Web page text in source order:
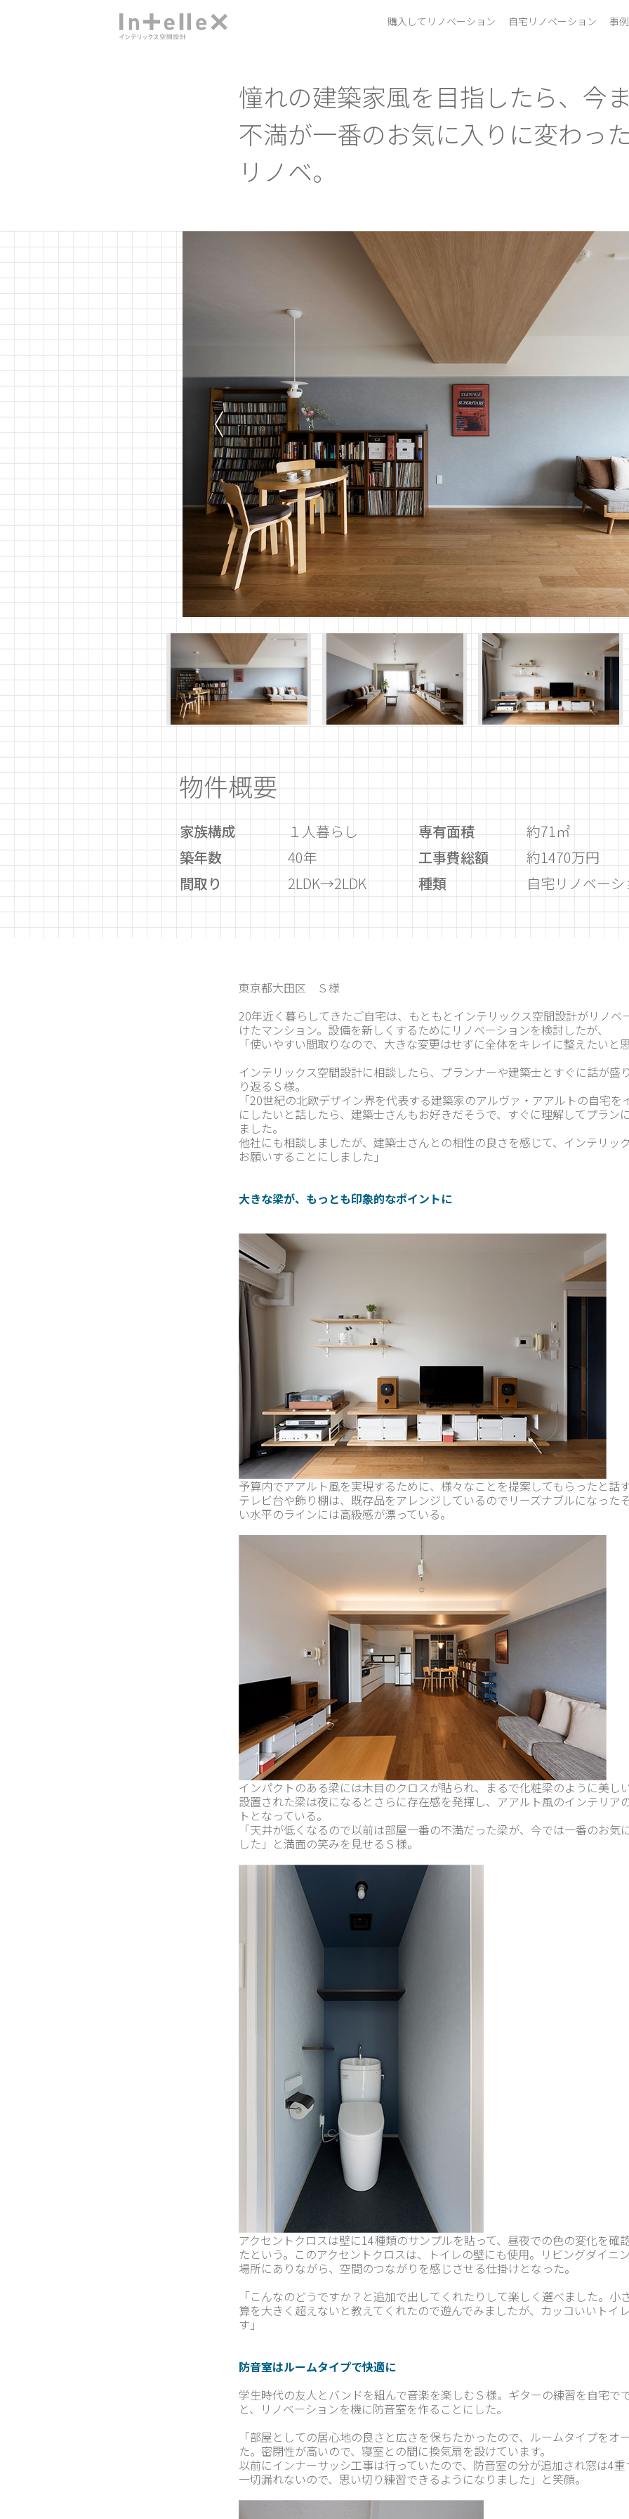
購入してリノベーション 自宅リノベーション 事例
憧れの建築家風を目指したら、今
不満が一番のお気に入りに変わっ
リノベ。
物件概要
家族構成
１人暮らし
築年数
40年
間取り
2LDK→2LDK
専有面積
約71㎡
工事費総額
約1470万円
種類
自宅リノベー
東京都大田区 Ｓ様
20年近く暮らしてきたご自宅は、もともとインテリックス空間設計がリノベ
けたマンション。設備を新しくするためにリノベーションを検討したが、
「使いやすい間取りなので、大きな変更はせずに全体をキレイに整えたいと
インテリックス空間設計に相談したら、プランナーや建築士とすぐに話が盛
り返るＳ様。
「20世紀の北欧デザイン界を代表する建築家のアルヴァ・アアルトの自宅を
にしたいと話したら、建築士さんもお好きだそうで、すぐに理解してプラン
ました。
他社にも相談しましたが、建築士さんとの相性の良さを感じて、インテリッ
お願いすることにしました」
大きな梁が、もっとも印象的なポイントに
予算内でアアルト風を実現するために、様々なことを提案してもらったと話
テレビ台や飾り棚は、既存品をアレンジしているのでリーズナブルになった
い水平のラインには高級感が漂っている。
インパクトのある梁には木目のクロスが貼られ、まるで化粧梁のように美し
設置された梁は夜になるとさらに存在感を発揮し、アアルト風のインテリア
トとなっている。
「天井が低くなるので以前は部屋一番の不満だった梁が、今では一番のお気
した」と満面の笑みを見せるＳ様。
アクセントクロスは壁に14種類のサンプルを貼って、昼夜での色の変化を確
たという。このアクセントクロスは、トイレの壁にも使用。リビングダイニ
場所にありながら、空間のつながりを感じさせる仕掛けとなった。
「こんなのどうですか？と追加で出してくれたりして楽しく選べました。小
算を大きく超えないと教えてくれたので遊んでみましたが、カッコいいトイ
す」
防音室はルームタイプで快適に
学生時代の友人とバンドを組んで音楽を楽しむＳ様。ギターの練習を自宅で
と、リノベーションを機に防音室を作ることにした。
「部屋としての居心地の良さと広さを保ちたかったので、ルームタイプをオ
た。密閉性が高いので、寝室との間に換気扇を設けています。
以前にインナーサッシ工事は行っていたので、防音室の分が追加され窓は4
一切漏れないので、思い切り練習できるようになりました」と笑顔。